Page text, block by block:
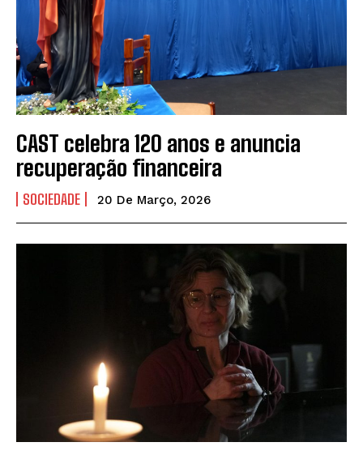
CAST celebra 120 anos e anuncia
recuperação financeira
SOCIEDADE 20 De Março, 2026